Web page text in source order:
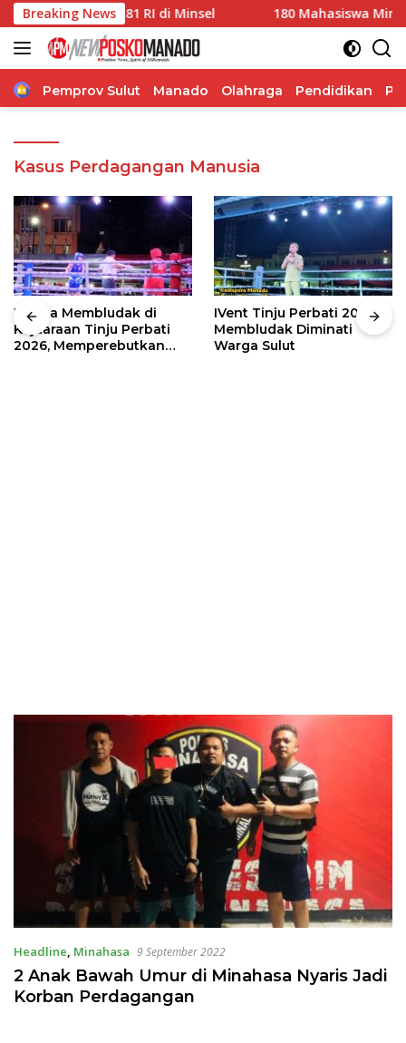
Langsung
ke
konten
Breaking News
HUT ke-81 RI di Minsel 180 Mahasiswa Minsel
Home
Pemprov Sulut Manado Olahraga Pendidikan
Kasus Perdagangan Manusia
Warga Membludak di
Kejuaraan Tinju Perbati
2026, Memperebutkan
IVent Tinju Perbati 2026
Membludak Diminati
Warga Sulut
Headline, Minahasa 9 September 2022
2 Anak Bawah Umur di Minahasa Nyaris Jadi
Korban Perdagangan